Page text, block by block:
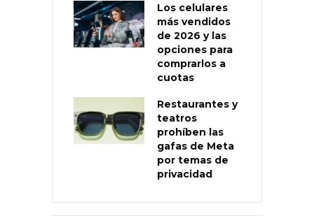
Los celulares
más vendidos
de 2026 y las
opciones para
comprarlos a
cuotas
Restaurantes y
teatros
prohíben las
gafas de Meta
por temas de
privacidad